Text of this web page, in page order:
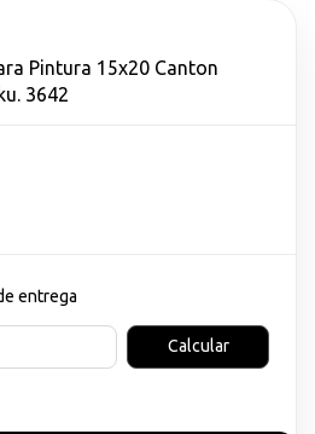
Pintura 15x20 Canton
3642
entrega
Calcular